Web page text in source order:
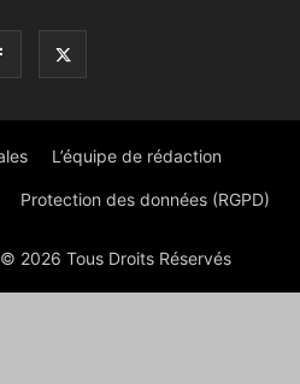
L’équipe de rédaction
Protection des données (RGPD)
2026 Tous Droits Réservés